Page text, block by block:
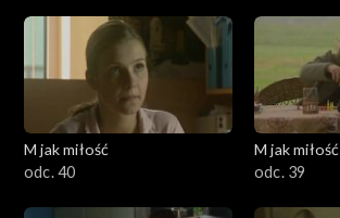
M jak miłość
odc. 40
M jak miłość
odc. 39